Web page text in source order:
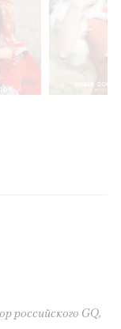
российского GQ,